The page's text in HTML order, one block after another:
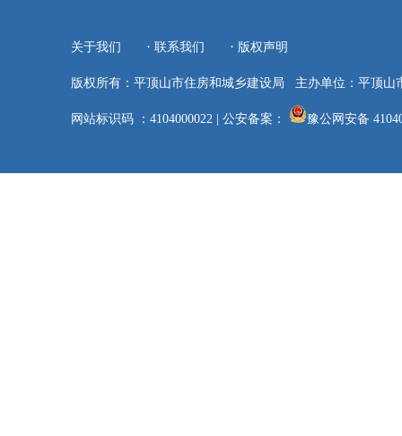
关于我们 · 联系我们 · 版权声明
版权所有：平顶山市住房和城乡建设局 主办单位：平顶山
网站标识码 ：4104000022| 公安备案： 豫公网安备